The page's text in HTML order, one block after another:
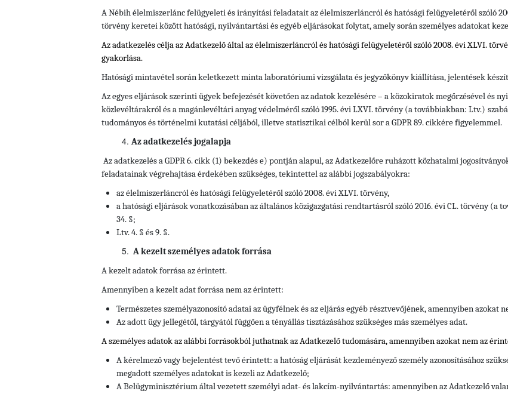
A Nébih élelmiszerlánc felügyeleti és irányítási feladatait az élelmiszerláncról és hatósági felügyeletéről szóló
törvény keretei között hatósági, nyilvántartási és egyéb eljárásokat folytat, amely során személyes adatokat
Az adatkezelés célja az Adatkezelő által az élelmiszerláncról és hatósági felügyeletéről szóló 2008. évi XLVI.
gyakorlása.
Hatósági mintavétel során keletkezett minta laboratóriumi vizsgálata és jegyzőkönyv kiállítása, jelentések
Az egyes eljárások szerinti ügyek befejezését követően az adatok kezelésére – a közokiratok megőrzésével és
közlevéltárakról és a magánlevéltári anyag védelméről szóló 1995. évi LXVI. törvény (a továbbiakban: Ltv.)
tudományos és történelmi kutatási céljából, illetve statisztikai célból kerül sor a GDPR 89. cikkére figyelemmel.
Az adatkezelés jogalapja
Az adatkezelés a GDPR 6. cikk (1) bekezdés e) pontján alapul, az Adatkezelőre ruházott közhatalmi
feladatainak végrehajtása érdekében szükséges, tekintettel az alábbi jogszabályokra:
az élelmiszerláncról és hatósági felügyeletéről szóló 2008. évi XLVI. törvény,
a hatósági eljárások vonatkozásában az általános közigazgatási rendtartásról szóló 2016. évi CL. törvény (a
34. §;
Ltv. 4. § és 9. §.
A kezelt személyes adatok forrása
A kezelt adatok forrása az érintett.
Amennyiben a kezelt adat forrása nem az érintett:
Természetes személyazonosító adatai az ügyfélnek és az eljárás egyéb résztvevőjének, amennyiben azokat
Az adott ügy jellegétől, tárgyától függően a tényállás tisztázásához szükséges más személyes adat.
A személyes adatok az alábbi forrásokból juthatnak az Adatkezelő tudomására, amennyiben azokat nem az
A kérelmező vagy bejelentést tevő érintett: a hatóság eljárását kezdeményező személy azonosításához
megadott személyes adatokat is kezeli az Adatkezelő;
A Belügyminisztérium által vezetett személyi adat- és lakcím-nyilvántartás: amennyiben az Adatkezelő